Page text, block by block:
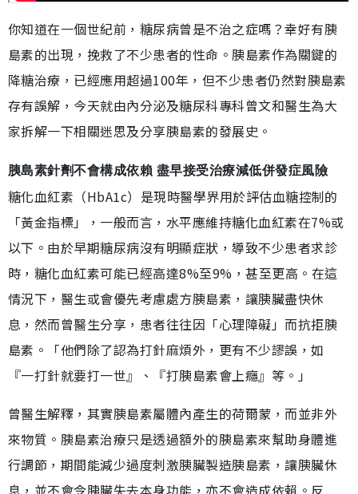
你知道在一個世紀前，糖尿病曾是不治之症嗎？幸好有胰
島素的出現，挽救了不少患者的性命。胰島素作為關鍵的
降糖治療，已經應用超過100年，但不少患者仍然對胰島素
存有誤解，今天就由內分泌及糖尿科專科曾文和醫生為大
家拆解一下相關迷思及分享胰島素的發展史。
胰島素針劑不會構成依賴 盡早接受治療減低併發症風險
糖化血紅素（HbA1c）是現時醫學界用於評估血糖控制的
「黃金指標」，一般而言，水平應維持糖化血紅素在7%或
以下。由於早期糖尿病沒有明顯症狀，導致不少患者求診
時，糖化血紅素可能已經高達8%至9%，甚至更高。在這
情況下，醫生或會優先考慮處方胰島素，讓胰臟盡快休
息，然而曾醫生分享，患者往往因「心理障礙」而抗拒胰
島素。「他們除了認為打針麻煩外，更有不少謬誤，如
『一打針就要打一世』、『打胰島素會上癮』等。」
曾醫生解釋，其實胰島素屬體內產生的荷爾蒙，而並非外
來物質。胰島素治療只是透過額外的胰島素來幫助身體進
行調節，期間能減少過度刺激胰臟製造胰島素，讓胰臟休
息，並不會令胰臟失去本身功能，亦不會造成依賴。反